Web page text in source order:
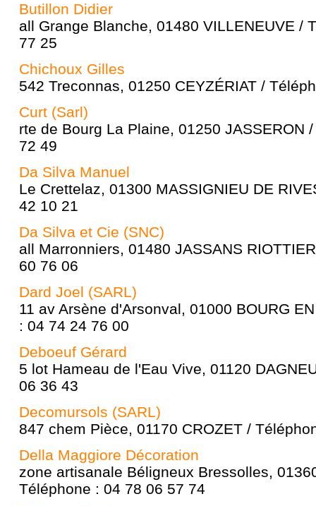
Butillon Didier
all Grange Blanche, 01480 VILLENEUVE /
77 25
Chichoux Gilles
542 Treconnas, 01250 CEYZÉRIAT /
Curt (Sarl)
rte de Bourg La Plaine, 01250 JASSERON
72 49
Da Silva Manuel
Le Crettelaz, 01300 MASSIGNIEU DE
42 10 21
Da Silva et Cie (SNC)
all Marronniers, 01480 JASSANS
60 76 06
Dard Joel (SARL)
11 av Arsène d'Arsonval, 01000 BOURG
: 04 74 24 76 00
Deboeuf Gérard
5 lot Hameau de l'Eau Vive, 01120
06 36 43
Decomursols (SARL)
847 chem Pièce, 01170 CROZET /
Della Maggiore Décoration
zone artisanale Béligneux Bressolles,
Téléphone : 04 78 06 57 74